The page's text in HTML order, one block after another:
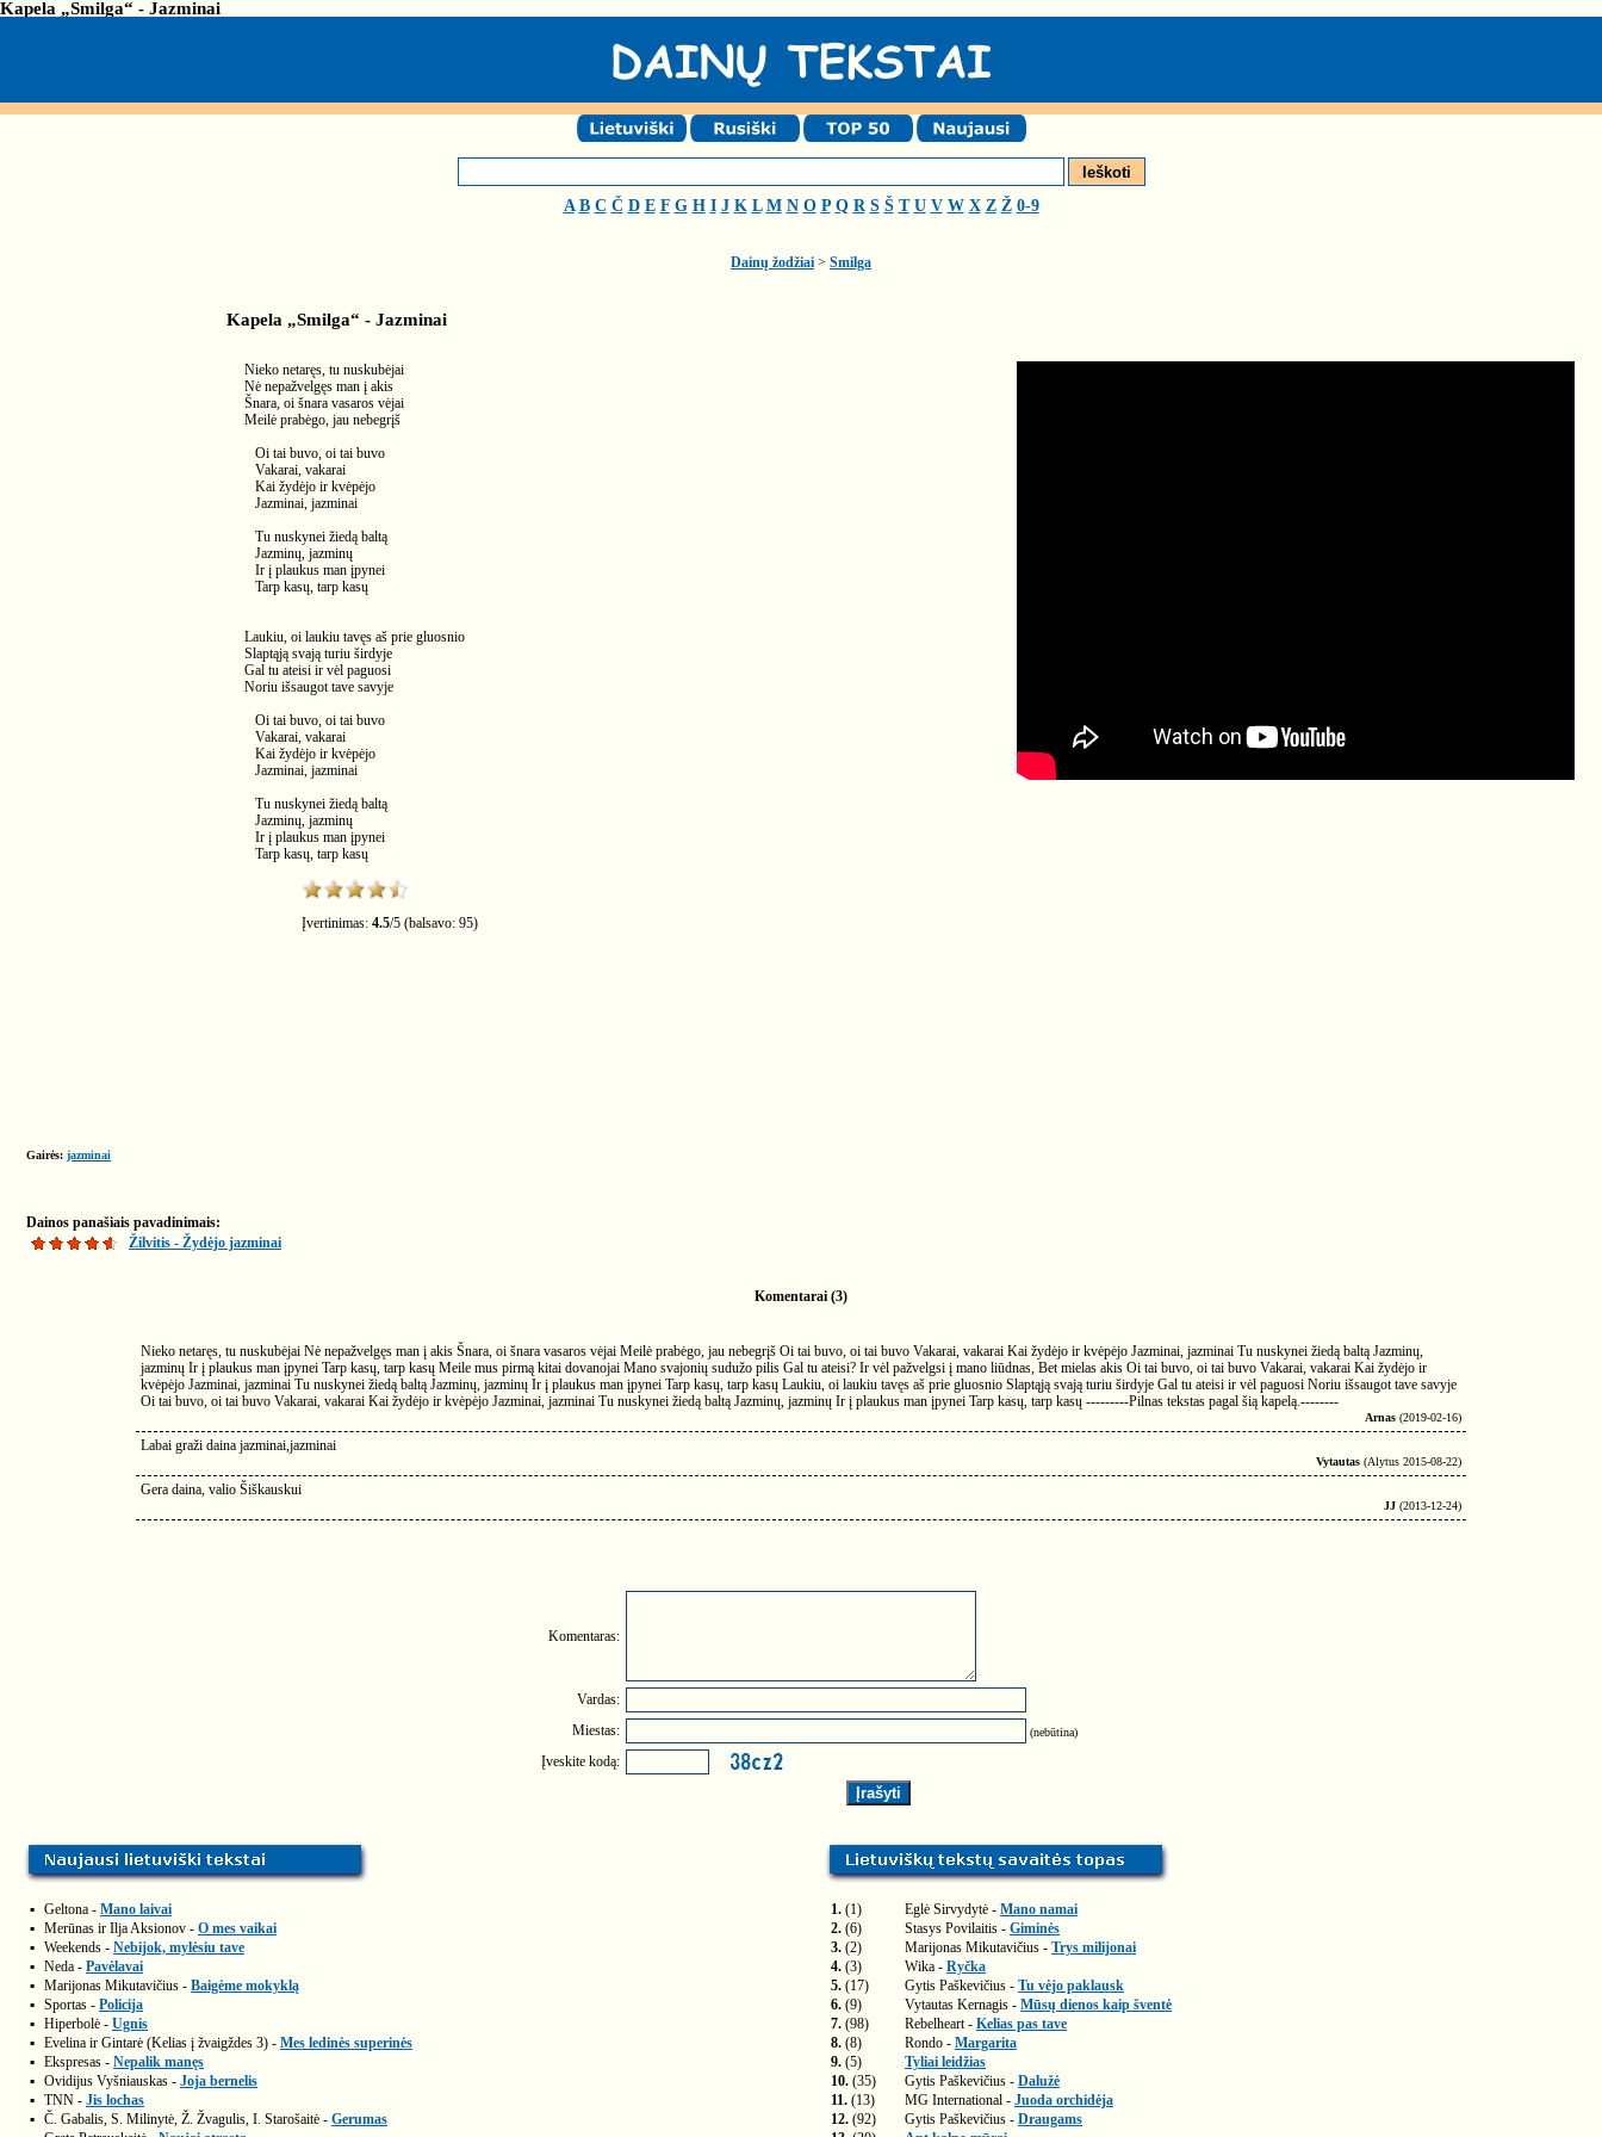
Kapela „Smilga“ - Jazminai
A B C Č D E F G H I J K L M N O P Q R S Š T U V W X Z Ž 0-9
Dainų žodžiai > Smilga
Kapela „Smilga“ - Jazminai
Nieko netaręs, tu nuskubėjai
Nė nepažvelgęs man į akis
Šnara, oi šnara vasaros vėjai
Meilė prabėgo, jau nebegrįš
Oi tai buvo, oi tai buvo
Vakarai, vakarai
Kai žydėjo ir kvėpėjo
Jazminai, jazminai
Tu nuskynei žiedą baltą
Jazminų, jazminų
Ir į plaukus man įpynei
Tarp kasų, tarp kasų
Laukiu, oi laukiu tavęs aš prie gluosnio
Slaptąją svają turiu širdyje
Gal tu ateisi ir vėl paguosi
Noriu išsaugot tave savyje
Oi tai buvo, oi tai buvo
Vakarai, vakarai
Kai žydėjo ir kvėpėjo
Jazminai, jazminai
Tu nuskynei žiedą baltą
Jazminų, jazminų
Ir į plaukus man įpynei
Tarp kasų, tarp kasų
Įvertinimas: 4.5/5 (balsavo: 95)
Gairės: jazminai
Dainos panašiais pavadinimais:
Žilvitis - Žydėjo jazminai
Komentarai (3)
Nieko netaręs, tu nuskubėjai Nė nepažvelgęs man į akis Šnara, oi šnara vasaros vėjai Meilė prabėgo, jau nebegrįš Oi tai buvo, oi tai buvo Vakarai, vakarai Kai žydėjo ir kvėpėjo Jazminai, jazminai Tu nuskynei žiedą baltą Jazminų,
jazminų Ir į plaukus man įpynei Tarp kasų, tarp kasų Meile mus pirmą kitai dovanojai Mano svajonių sudužo pilis Gal tu ateisi? Ir vėl pažvelgsi į mano liūdnas, Bet mielas akis Oi tai buvo, oi tai buvo Vakarai, vakarai Kai žydėjo ir
kvėpėjo Jazminai, jazminai Tu nuskynei žiedą baltą Jazminų, jazminų Ir į plaukus man įpynei Tarp kasų, tarp kasų Laukiu, oi laukiu tavęs aš prie gluosnio Slaptąją svają turiu širdyje Gal tu ateisi ir vėl paguosi Noriu išsaugot tave savyje
Oi tai buvo, oi tai buvo Vakarai, vakarai Kai žydėjo ir kvėpėjo Jazminai, jazminai Tu nuskynei žiedą baltą Jazminų, jazminų Ir į plaukus man įpynei Tarp kasų, tarp kasų ---------Pilnas tekstas pagal šią kapelą.--------
Arnas (2019-02-16)
Labai graži daina jazminai,jazminai
Vytautas (Alytus 2015-08-22)
Gera daina, valio Šiškauskui
JJ (2013-12-24)
Komentaras:
Vardas:
Miestas:
(nebūtina)
Įveskite kodą:
▪ Geltona - Mano laivai
▪ Merūnas ir Ilja Aksionov - O mes vaikai
▪ Weekends - Nebijok, mylėsiu tave
▪ Neda - Pavėlavai
▪ Marijonas Mikutavičius - Baigėme mokyklą
▪ Sportas - Policija
▪ Hiperbolė - Ugnis
▪ Evelina ir Gintarė (Kelias į žvaigždes 3) - Mes ledinės superinės
▪ Ekspresas - Nepalik manęs
▪ Ovidijus Vyšniauskas - Joja bernelis
▪ TNN - Jis lochas
▪ Č. Gabalis, S. Milinytė, Ž. Žvagulis, I. Starošaitė - Gerumas
1. (1) Eglė Sirvydytė - Mano namai
2. (6) Stasys Povilaitis - Giminės
3. (2) Marijonas Mikutavičius - Trys milijonai
4. (3) Wika - Ryčka
5. (17) Gytis Paškevičius - Tu vėjo paklausk
6. (9) Vytautas Kernagis - Mūsų dienos kaip šventė
7. (98) Rebelheart - Kelias pas tave
8. (8) Rondo - Margarita
9. (5)
Tyliai leidžias
10. (35) Gytis Paškevičius - Dalužė
11. (13) MG International - Juoda orchidėja
12. (92) Gytis Paškevičius - Draugams